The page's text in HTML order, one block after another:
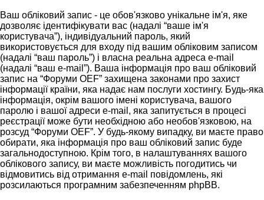
Ваш обліковий запис - це обов'язково унікальне ім'я, яке
дозволяє ідентифікувати вас (надалі “ваше ім'я
користувача”), індивідуальний пароль, який
використовується для входу під вашим обліковим записом
(надалі “ваш пароль”) і власна реальна адреса e-mail
(надалі “ваш e-mail”). Ваша інформація про ваш обліковий
запис на “Форуми OEF” захищена законами про захист
інформації країни, яка надає нам послуги хостингу. Будь-яка
інформація, окрім вашого імені користувача, вашого
паролю і вашої адреси e-mail, яка запитується в процесі
реєстрації може бути необхідною або необов'язковою, на
розсуд “Форуми OEF”. У будь-якому випадку, ви маєте право
обирати, яка інформація про ваш обліковий запис буде
загальнодоступною. Крім того, в налаштуваннях вашого
облікового запису, ви маєте можливість погодитись чи
відмовитись від отримання e-mail повідомлень, які
розсилаються програмним забезпеченням phpBB.